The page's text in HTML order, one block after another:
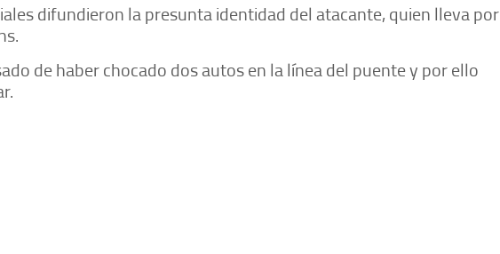
difundieron la presunta identidad del atacante, quien lleva por
de haber chocado dos autos en la línea del puente y por ello